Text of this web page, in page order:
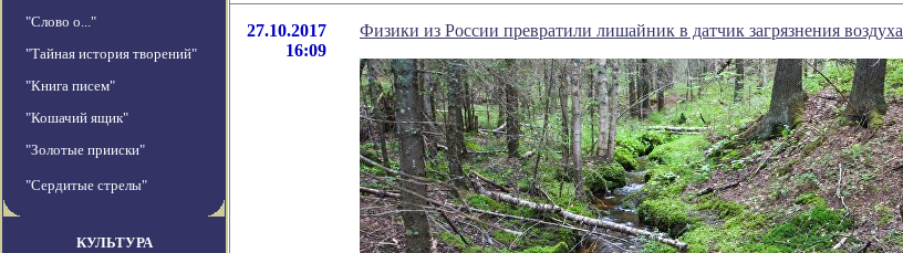
"Слово о..."
"Тайная история творений"
"Книга писем"
"Кошачий ящик"
"Золотые прииски"
"Сердитые стрелы"
КУЛЬТУРА
27.10.2017
16:09
Физики из России превратили лишайник в датчик загрязнения воздуха